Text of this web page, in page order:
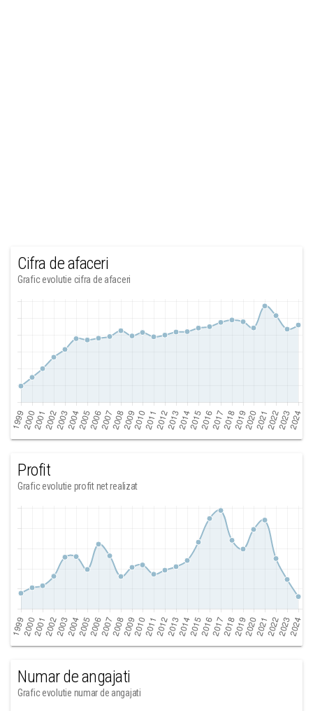
Cifra de afaceri
Grafic evolutie cifra de afaceri
Profit
Grafic evolutie profit net realizat
Numar de angajati
Grafic evolutie numar de angajati